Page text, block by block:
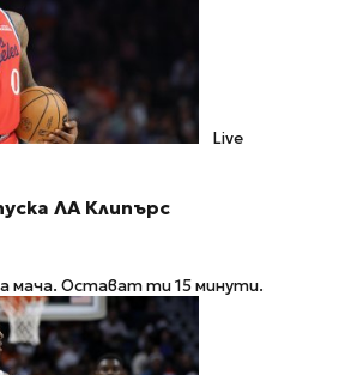
Live
ЛА Клипърс
мача. Остават ти 15 минути.